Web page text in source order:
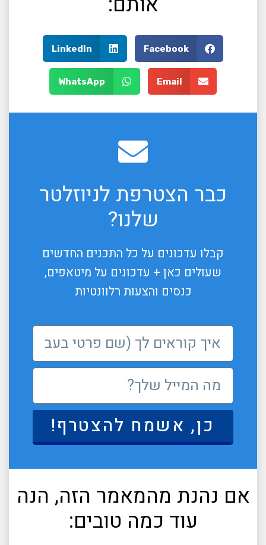
Facebook
LinkedIn
Email
WhatsApp
כבר הצטרפת לניוזלטר
שלנו?
קבלו עדכונים על כל התכנים החדשים
שעולים כאן + עדכונים על מיטאפים,
כנסים והצעות רלוונטיות
כן, אשמח להצטרף!
אם נהנת מהמאמר הזה, הנה
עוד כמה טובים: